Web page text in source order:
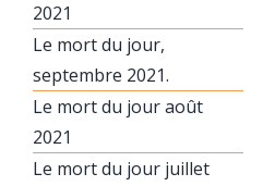
2021
Le mort du jour,
septembre 2021.
Le mort du jour août
2021
Le mort du jour juillet